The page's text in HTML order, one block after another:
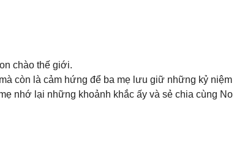
chào thế giới.
còn là cảm hứng để ba mẹ lưu giữ những kỷ niệm
nhớ lại những khoảnh khắc ấy và sẻ chia cùng No